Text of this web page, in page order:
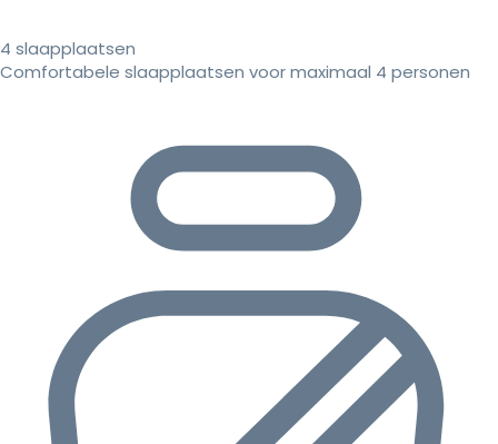
4 slaapplaatsen
Comfortabele slaapplaatsen voor maximaal 4 personen